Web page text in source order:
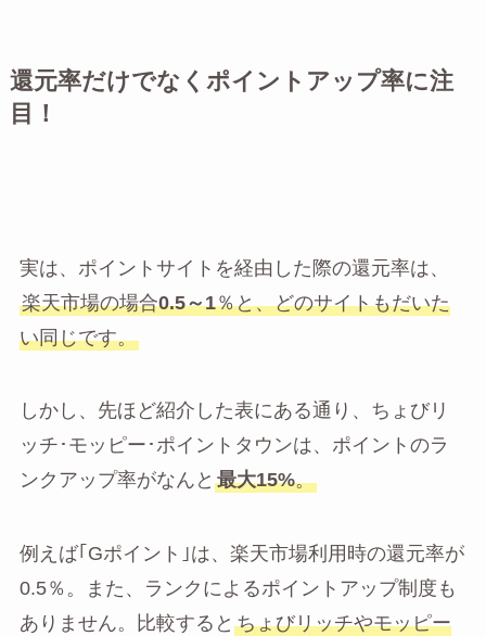
還元率だけでなくポイントアップ率に注
目！
実は、ポイントサイトを経由した際の還元率は、
楽天市場の場合0.5～1％と、どのサイトもだいた
い同じです。
しかし、先ほど紹介した表にある通り、ちょびリ
ッチ･モッピー･ポイントタウンは、ポイントのラ
ンクアップ率がなんと 最大15%。
例えば｢Gポイント｣は、楽天市場利用時の還元率が
0.5％。また、ランクによるポイントアップ制度も
ありません。比較すると ちょびリッチやモッピー